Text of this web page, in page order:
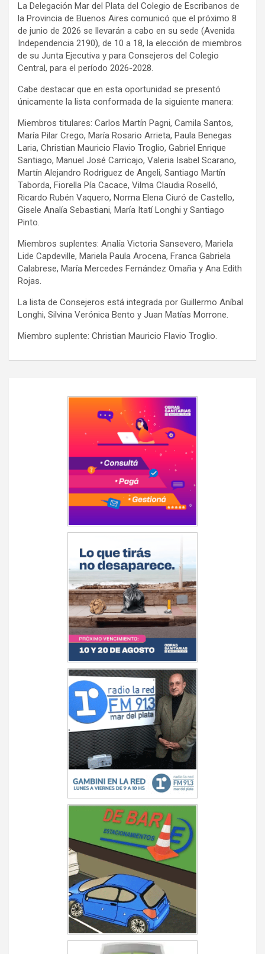
b
o
o
k
n
g
er
er s
A
p
p
gr
a
m
ri
e
n
y
La Delegación Mar del Plata del Colegio de Escribanos de
la Provincia de Buenos Aires comunicó que el próximo 8
de junio de 2026 se llevarán a cabo en su sede (Avenida
Independencia 2190), de 10 a 18, la elección de miembros
de su Junta Ejecutiva y para Consejeros del Colegio
Central, para el período 2026-2028.
Cabe destacar que en esta oportunidad se presentó
únicamente la lista conformada de la siguiente manera:
Miembros titulares: Carlos Martín Pagni, Camila Santos,
María Pilar Crego, María Rosario Arrieta, Paula Benegas
Laria, Christian Mauricio Flavio Troglio, Gabriel Enrique
Santiago, Manuel José Carricajo, Valeria Isabel Scarano,
Martín Alejandro Rodriguez de Angeli, Santiago Martín
Taborda, Fiorella Pía Cacace, Vilma Claudia Roselló,
Ricardo Rubén Vaquero, Norma Elena Ciuró de Castello,
Gisele Analía Sebastiani, María Itatí Longhi y Santiago
Pinto.
Miembros suplentes: Analía Victoria Sansevero, Mariela
Lide Capdeville, Mariela Paula Arocena, Franca Gabriela
Calabrese, María Mercedes Fernández Omaña y Ana Edith
Rojas.
La lista de Consejeros está integrada por Guillermo Aníbal
Longhi, Silvina Verónica Bento y Juan Matías Morrone.
Miembro suplente: Christian Mauricio Flavio Troglio.